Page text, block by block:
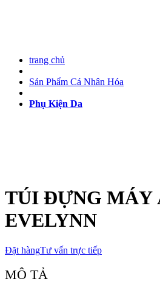
trang chủ
Sản Phẩm Cá Nhân Hóa
Phụ Kiện Da
TÚI ĐỰNG MÁY
EVELYNN
Đặt hàngTư vấn trực tiếp
MÔ TẢ